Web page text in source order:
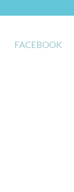
FACEBOOK